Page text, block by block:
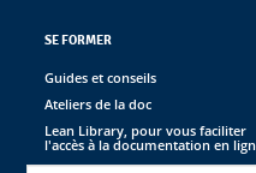
SE FORMER
Guides et conseils
Ateliers de la doc
Lean Library, pour vous faciliter
l'accès à la documentation en